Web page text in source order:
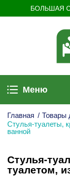
БОЛЬШАЯ
Меню
Главная / Товары
Стулья-туалеты,
ванной
Стулья-
туалетом,